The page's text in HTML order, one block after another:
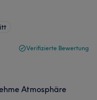
Verifizierte Bewertung
Atmosphäre